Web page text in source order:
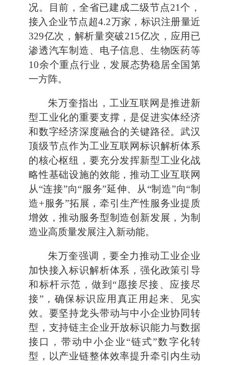
况。目前，全省已建成二级节点21个，
接入企业节点超4.2万家，标识注册量近
329亿次，解析量突破215亿次，应用已
渗透汽车制造、电子信息、生物医药等
10余个重点行业，发展态势稳居全国第
一方阵。
朱万奎指出，工业互联网是推进新
型工业化的重要支撑，是促进实体经济
和数字经济深度融合的关键路径。武汉
顶级节点作为工业互联网标识解析体系
的核心枢纽，要充分发挥新型工业化战
略性基础设施的效能，推动工业互联网
从“连接”向“服务”延伸、从“制造”向“制
造+服务”拓展，牵引生产性服务业提质
增效，推动服务型制造创新发展，为制
造业高质量发展注入新动能。
朱万奎强调，要全力推动工业企业
加快接入标识解析体系，强化政策引导
和标杆示范，做到“愿接尽接、应接尽
接”，确保标识应用真正用起来、见实
效。要坚持龙头带动与中小企业协同转
型，支持链主企业开放标识能力与数据
接口，带动中小企业“链式”数字化转
型，以产业链整体效率提升牵引内生动